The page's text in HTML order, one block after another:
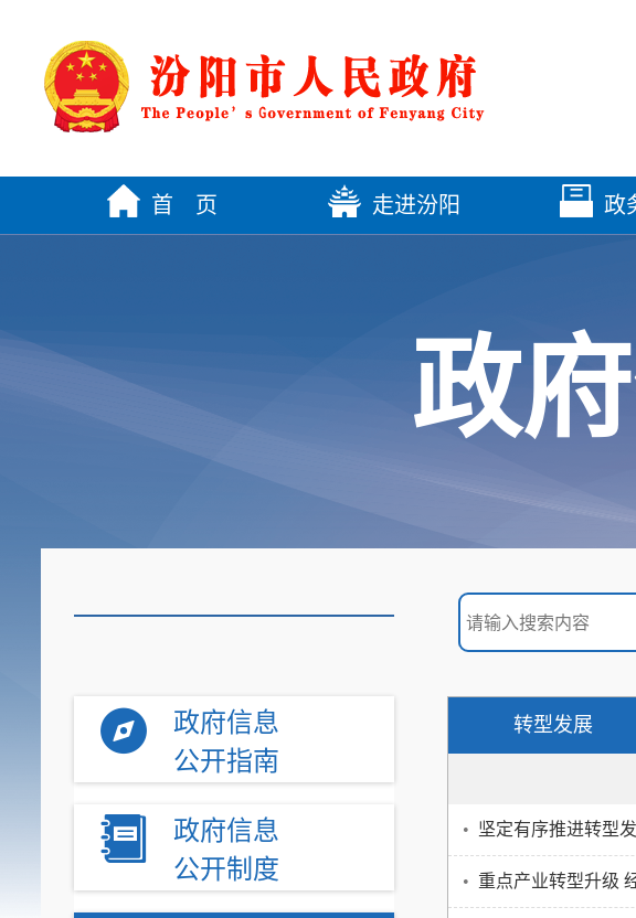
首 页 走进汾阳 政
政
政府信息
公开指南
政府信息
公开制度
转型发展
• 坚定有序推进转型
• 重点产业转型升级